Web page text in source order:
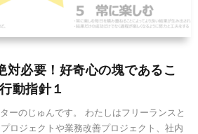
対必要！好奇心の塊であるこ
動指針１
ーのじゅんです。 わたしはフリーランスと
ロジェクトや業務改善プロジェクト、社内